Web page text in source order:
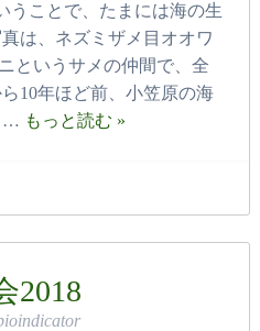
うことで、たまには海の生
は、ネズミザメ目オオワ
というサメの仲間で、全
10年ほど前、小笠原の海
… もっと読む »
2018